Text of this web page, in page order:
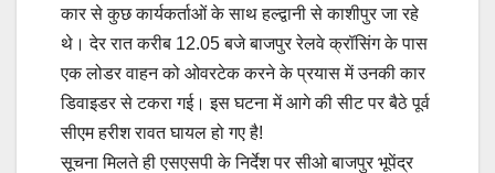
कार से कुछ कार्यकर्ताओं के साथ हल्द्वानी से काशीपुर जा रहे
थे। देर रात करीब 12.05 बजे बाजपुर रेलवे क्रॉसिंग के पास
एक लोडर वाहन को ओवरटेक करने के प्रयास में उनकी कार
डिवाइडर से टकरा गई। इस घटना में आगे की सीट पर बैठे पूर्व
सीएम हरीश रावत घायल हो गए है!
सूचना मिलते ही एसएसपी के निर्देश पर सीओ बाजपुर भूपेंद्र